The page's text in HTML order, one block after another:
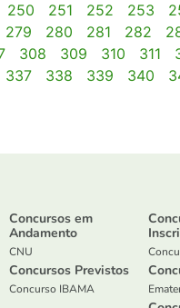
250 251 252 253
279 280 281 282
308 309 310 311
337 338 339 340
Concursos em
Andamento
CNU
Concursos Previstos
Concurso IBAMA